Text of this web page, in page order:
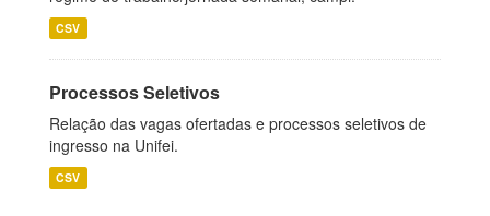
CSV
Processos Seletivos
Relação das vagas ofertadas e processos seletivos de
ingresso na Unifei.
CSV